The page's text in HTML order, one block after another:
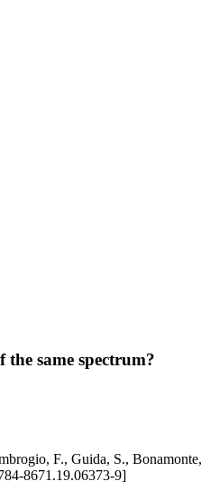
same spectrum?
F., Guida, S.,
8671.19.06373-9]